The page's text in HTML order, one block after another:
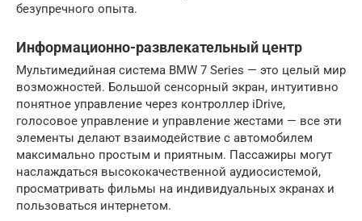
безупречного опыта.
Информационно-развлекательный центр
Мультимедийная система BMW 7 Series — это целый мир
возможностей. Большой сенсорный экран, интуитивно
понятное управление через контроллер iDrive,
голосовое управление и управление жестами — все эти
элементы делают взаимодействие с автомобилем
максимально простым и приятным. Пассажиры могут
наслаждаться высококачественной аудиосистемой,
просматривать фильмы на индивидуальных экранах и
пользоваться интернетом.